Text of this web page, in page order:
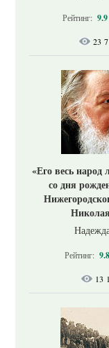
Рейтинг: 9.9
23
«Его весь
со дня
Рейтинг: 9.8
13